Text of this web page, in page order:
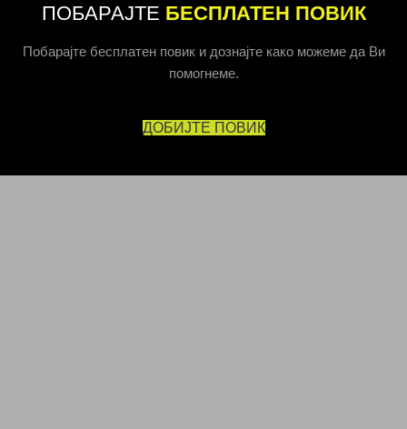
ПОБАРАЈТЕ БЕСПЛАТЕН ПОВИК
Побарајте бесплатен повик и дознајте како можеме да Ви
помогнеме.
ДОБИЈТЕ ПОВИК